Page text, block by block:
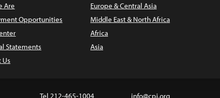
Are
Opportunities
Statements
Us
Europe & Central Asia
Middle East & North Africa
Africa
Asia
Tel 212-465-1004 info@cpj.org